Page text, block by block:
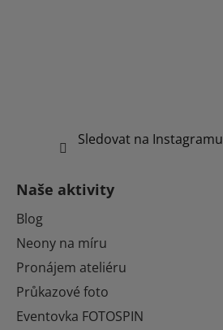
Sledovat na Instagramu
Naše aktivity
Blog
Neony na míru
Pronájem ateliéru
Průkazové foto
Eventovka FOTOSPIN